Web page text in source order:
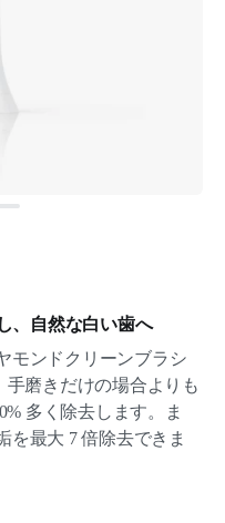
、自然な白い歯へ
モンドクリーンブラシ
磨きだけの場合よりも
多く除去します。ま
を最大 7 倍除去できま